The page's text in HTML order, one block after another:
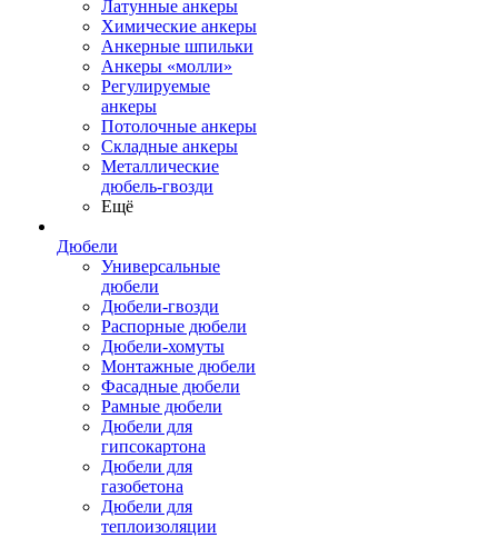
Латунные анкеры
Химические анкеры
Анкерные шпильки
Анкеры «молли»
Регулируемые
анкеры
Потолочные анкеры
Складные анкеры
Металлические
дюбель-гвозди
Ещё
Дюбели
Универсальные
дюбели
Дюбели-гвозди
Распорные дюбели
Дюбели-хомуты
Монтажные дюбели
Фасадные дюбели
Рамные дюбели
Дюбели для
гипсокартона
Дюбели для
газобетона
Дюбели для
теплоизоляции